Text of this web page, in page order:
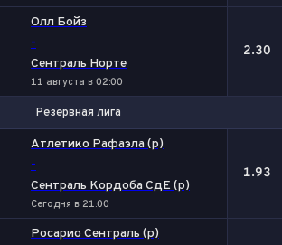
Олл Бойз
-
Сентраль Норте
11 августа в 02:00
2.30
Резервная лига
Атлетико Рафаэла (р)
-
Сентраль Кордоба СдЕ (р)
Сегодня в 21:00
1.93
Росарио Сентраль (р)